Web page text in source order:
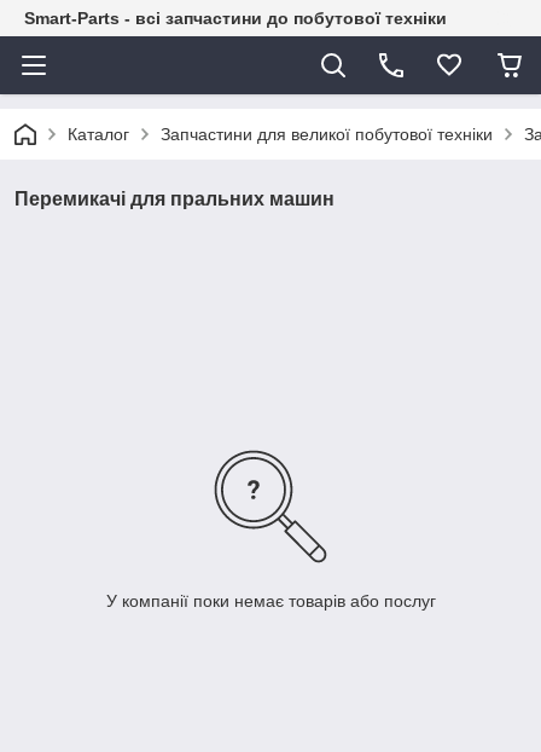
Smart-Parts - всі запчастини до побутової техніки
Каталог Запчастини для великої побутової техніки
Перемикачі для пральних машин
У компанії поки немає товарів або послуг